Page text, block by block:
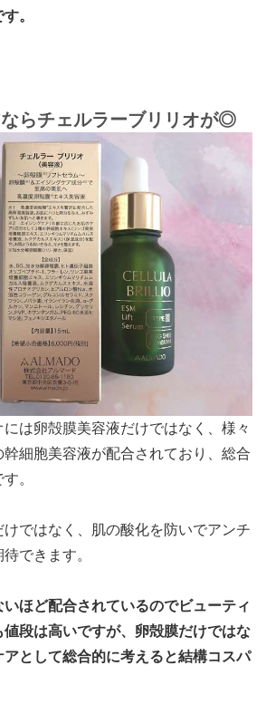
。
らチェルラーブリリオが◎
は卵殻膜美容液だけではなく、様々
細胞美容液が配合されており、総合
。
ではなく、肌の酸化を防いでアンチ
できます。
ほど配合されているのでビューティ
段は高いですが、卵殻膜だけではな
アとして総合的に考えると結構コスパ